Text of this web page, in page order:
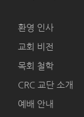
환영 인사
교회 비전
목회 철학
CRC 교단 소개
예배 안내